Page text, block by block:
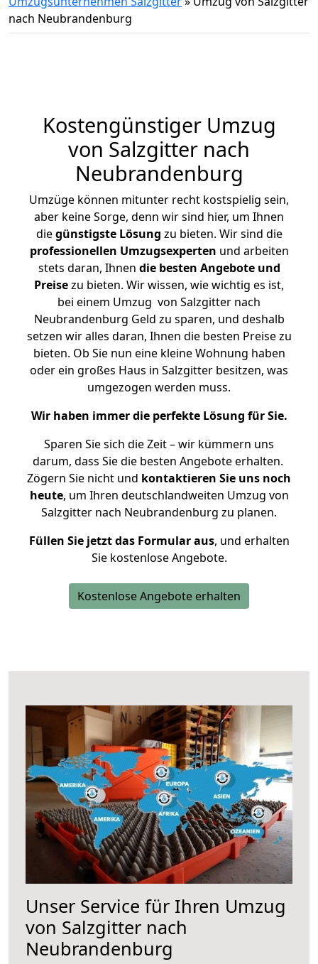
nach Neubrandenburg
Kostengünstiger Umzug
von Salzgitter nach
Neubrandenburg
Umzüge können mitunter recht kostspielig sein,
aber keine Sorge, denn wir sind hier, um Ihnen
diegünstigste Lösung zu bieten. Wir sind die
professionellen Umzugsexperten und arbeiten
stets daran, Ihnen die besten Angebote und
Preisezu bieten. Wir wissen, wie wichtig es ist,
bei einem Umzug von Salzgitter nach
Neubrandenburg Geld zu sparen, und deshalb
setzen wir alles daran, Ihnen die besten Preise zu
bieten. Ob Sie nun eine kleine Wohnung haben
oder ein großes Haus in Salzgitter besitzen, was
umgezogen werden muss.
Wir haben immer die perfekte Lösung für Sie.
Sparen Sie sich die Zeit – wir kümmern uns
darum, dass Sie die besten Angebote erhalten.
Zögern Sie nicht und kontaktieren Sie uns noch
heute, um Ihren deutschlandweiten Umzug von
Salzgitter nach Neubrandenburg zu planen.
Füllen Sie jetzt das Formular aus, und erhalten
Sie kostenlose Angebote.
Kostenlose Angebote erhalten
Unser Service für Ihren Umzug
von Salzgitter nach
Neubrandenburg